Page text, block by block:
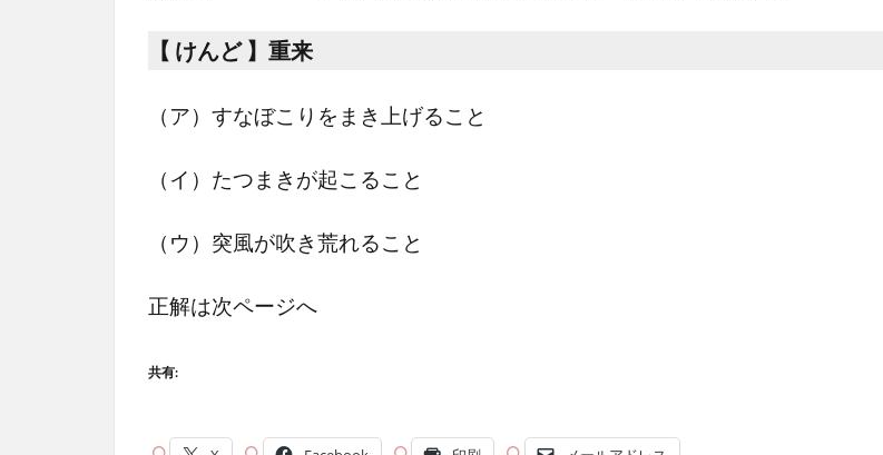
【 けんど 】重来
（ア）すなぼこりをまき上げること
（イ）たつまきが起こること
（ウ）突風が吹き荒れること
正解は次ページへ
共有: